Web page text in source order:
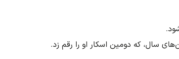
سال، که دومین اسکار او را رقم زد.